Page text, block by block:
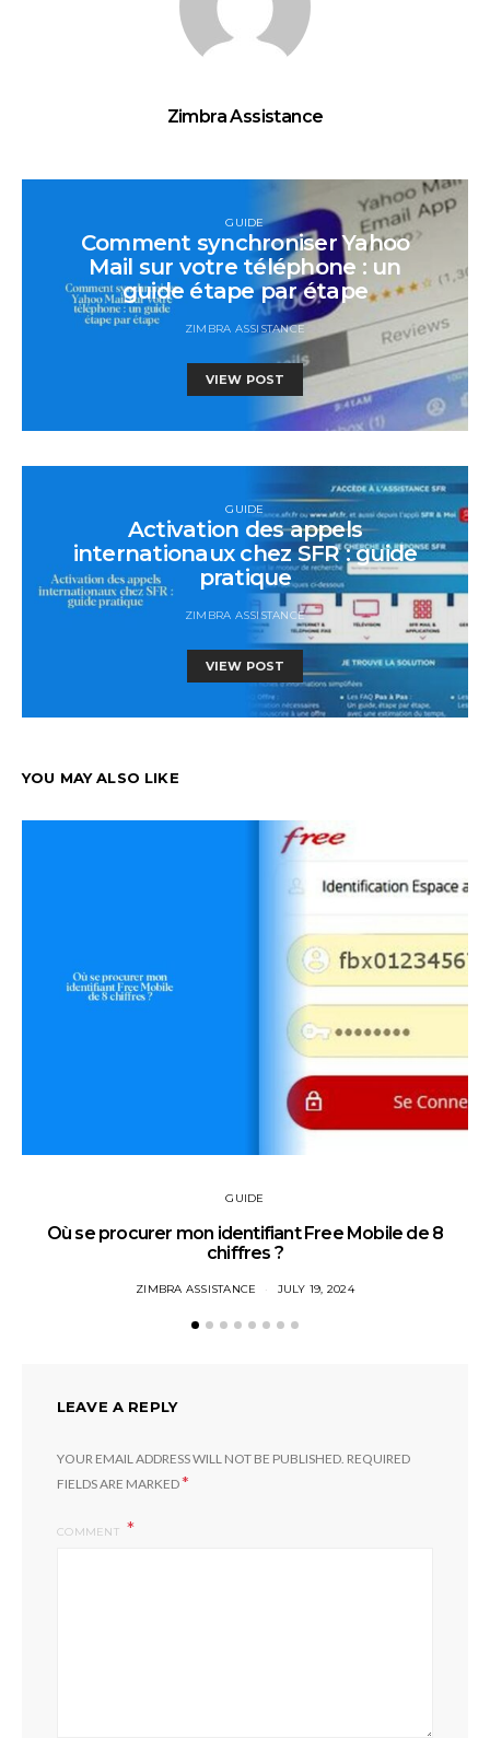
Zimbra Assistance
GUIDE
Comment synchroniser Yahoo
Mail sur votre téléphone : un
guide étape par étape
ZIMBRA ASSISTANCE
VIEW POST
GUIDE
Activation des appels
internationaux chez SFR : guide
pratique
ZIMBRA ASSISTANCE
VIEW POST
YOU MAY ALSO LIKE
GUIDE
Où se procurer mon identifiant Free Mobile de 8
chiffres ?
ZIMBRA ASSISTANCE JULY 19, 2024
LEAVE A REPLY
YOUR EMAIL ADDRESS WILL NOT BE PUBLISHED. REQUIRED
FIELDS ARE MARKED*
COMMENT